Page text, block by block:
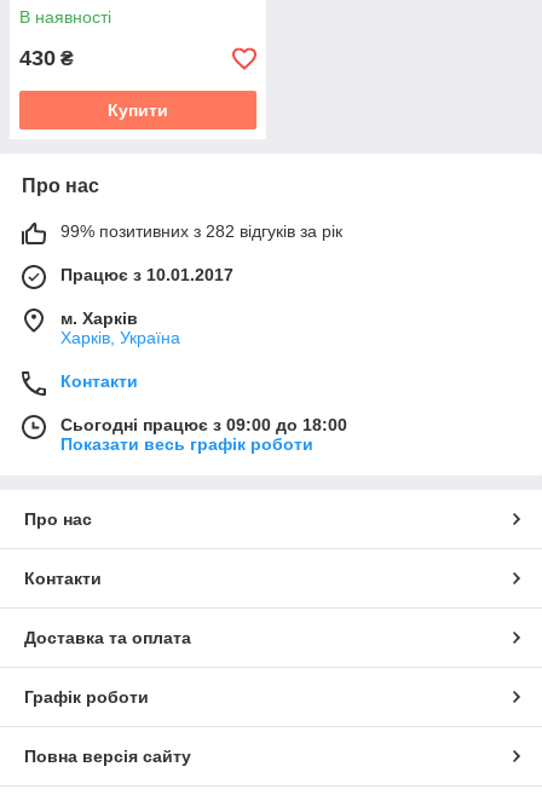
В наявності
430 ₴
Купити
Про нас
99% позитивних з 282 відгуків за рік
Працює з 10.01.2017
м. Харків
Харків, Україна
Контакти
Сьогодні працює з 09:00 до 18:00
Показати весь графік роботи
Про нас
Контакти
Доставка та оплата
Графік роботи
Повна версія сайту